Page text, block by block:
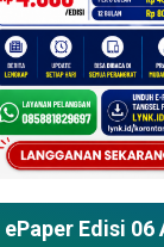
ePaper Edisi 06